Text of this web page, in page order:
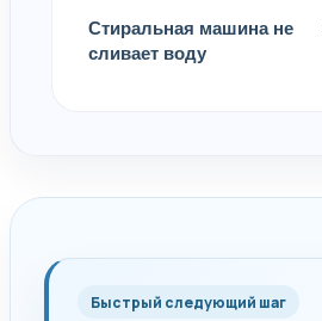
Стиральная машина не
сливает воду
Быстрый следующий шаг